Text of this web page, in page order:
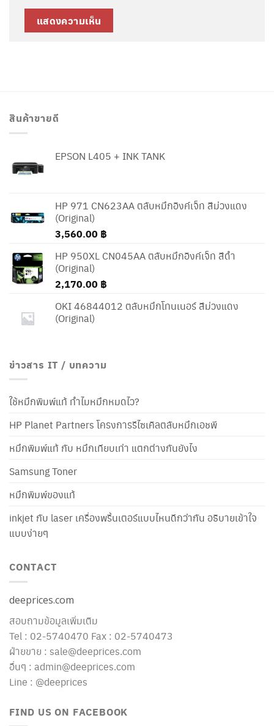
สินค้าขายดี
EPSON L405 + INK TANK
HP 971 CN623AA ตลับหมึกอิงค์เจ็ท สีม่วงแดง
(Original)
3,560.00 ฿
HP 950XL CN045AA ตลับหมึกอิงค์เจ็ท สีดำ
(Original)
2,170.00 ฿
OKI 46844012 ตลับหมึกโทนเนอร์ สีม่วงแดง
(Original)
ข่าวสาร IT / บทความ
ใช้หมึกพิมพ์แท้ ทำไมหมึกหมดไว?
HP Planet Partners โครงการรีไซเคิลตลับหมึกเอชพี
หมึกพิมพ์แท้ กับ หมึกเทียบเท่า แตกต่างกันยังไง
Samsung Toner
หมึกพิมพ์ของแท้
inkjet กับ laser เครื่องพริ้นเตอร์แบบไหนดีกว่ากัน อธิบายเข้าใจ
แบบง่ายๆ
CONTACT
deeprices.com
สอบถามข้อมูลเพิ่มเติม
Tel : 02-5740470 Fax : 02-5740473
ฝ่ายขาย : sale@deeprices.com
อื่นๆ : admin@deeprices.com
Line : @deeprices
FIND US ON FACEBOOK